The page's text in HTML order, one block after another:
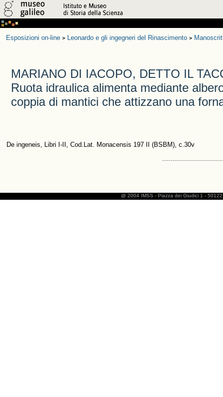
Esposizioni on-line > Leonardo e gli ingegneri del Rinascimento >
MARIANO DI IACOPO, DETTO IL
Ruota idraulica alimenta mediante
coppia di mantici che attizzano una
De ingeneis, Libri I-II, Cod.Lat. Monacensis 197 II (BSBM), c.30v
@ 2004 IMSS - Piazza dei Giudici 1 - 50122